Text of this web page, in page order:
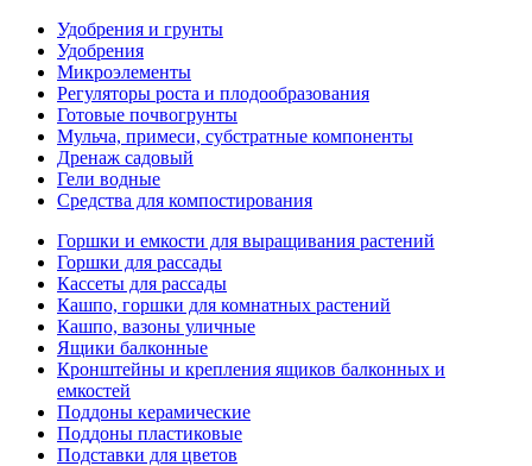
Удобрения и грунты
Удобрения
Микроэлементы
Регуляторы роста и плодообразования
Готовые почвогрунты
Мульча, примеси, субстратные компоненты
Дренаж садовый
Гели водные
Средства для компостирования
Горшки и емкости для выращивания растений
Горшки для рассады
Кассеты для рассады
Кашпо, горшки для комнатных растений
Кашпо, вазоны уличные
Ящики балконные
Кронштейны и крепления ящиков балконных и
емкостей
Поддоны керамические
Поддоны пластиковые
Подставки для цветов